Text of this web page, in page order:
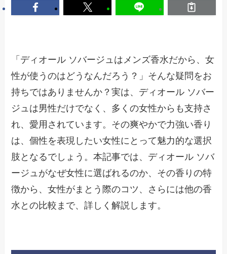
「ディオール ソバージュはメンズ香水だから、女
性が使うのはどうなんだろう？」そんな疑問をお
持ちではありませんか？実は、ディオール ソバー
ジュは男性だけでなく、多くの女性からも支持さ
れ、愛用されています。その爽やかで力強い香り
は、個性を表現したい女性にとって魅力的な選択
肢となるでしょう。本記事では、ディオール ソバ
ージュがなぜ女性に選ばれるのか、その香りの特
徴から、女性がまとう際のコツ、さらには他の香
水との比較まで、詳しく解説します。